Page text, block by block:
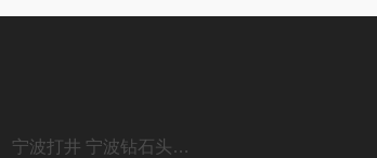
宁波打井 宁波钻石头井20年经验丰富